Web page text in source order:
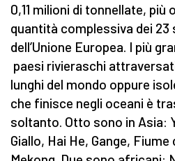
0,11 milioni di tonnellate, più
quantità complessiva dei
dell’Unione Europea. I più
paesi rivieraschi
lunghi del mondo oppure
che finisce negli oceani è
soltanto. Otto sono in Asia:
Giallo, Hai He, Gange,